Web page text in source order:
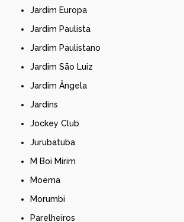
Jardim Europa
Jardim Paulista
Jardim Paulistano
Jardim São Luiz
Jardim Ângela
Jardins
Jockey Club
Jurubatuba
M Boi Mirim
Moema
Morumbi
Parelheiros